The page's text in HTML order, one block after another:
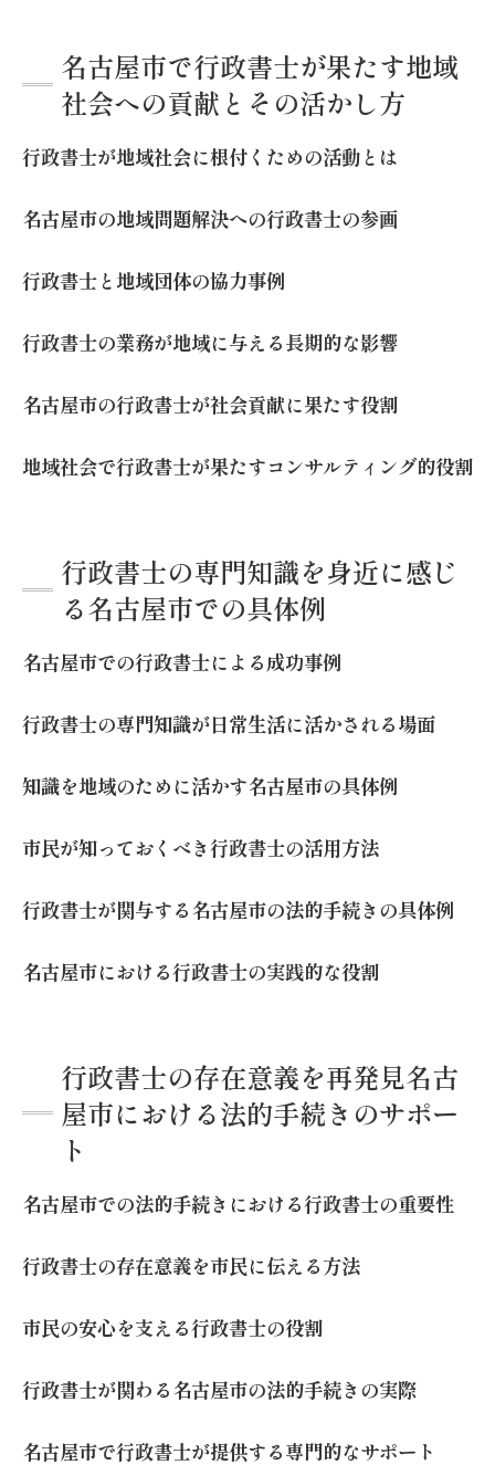
名古屋市で行政書士が果たす地域
社会への貢献とその活かし方
行政書士が地域社会に根付くための活動とは
名古屋市の地域問題解決への行政書士の参画
行政書士と地域団体の協力事例
行政書士の業務が地域に与える長期的な影響
名古屋市の行政書士が社会貢献に果たす役割
地域社会で行政書士が果たすコンサルティング的役割
行政書士の専門知識を身近に感じ
る名古屋市での具体例
名古屋市での行政書士による成功事例
行政書士の専門知識が日常生活に活かされる場面
知識を地域のために活かす名古屋市の具体例
市民が知っておくべき行政書士の活用方法
行政書士が関与する名古屋市の法的手続きの具体例
名古屋市における行政書士の実践的な役割
行政書士の存在意義を再発見名古
屋市における法的手続きのサポー
ト
名古屋市での法的手続きにおける行政書士の重要性
行政書士の存在意義を市民に伝える方法
市民の安心を支える行政書士の役割
行政書士が関わる名古屋市の法的手続きの実際
名古屋市で行政書士が提供する専門的なサポート